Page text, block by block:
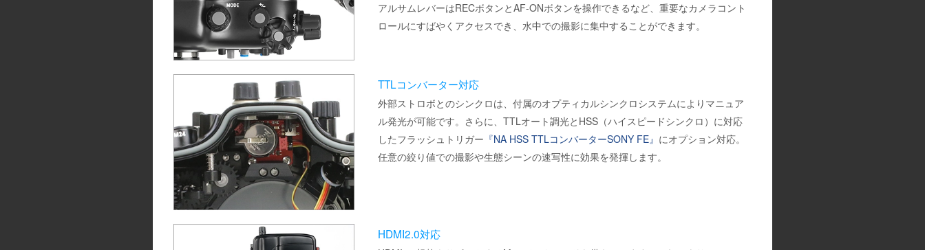
アルサムレバーはRECボタンとAF-ONボタンを操作できるなど、重要なカメラコント
ロールにすばやくアクセスでき、水中での撮影に集中することができます。
TTLコンバーター対応
外部ストロボとのシンクロは、付属のオプティカルシンクロシステムによりマニュア
ル発光が可能です。さらに、TTLオート調光とHSS（ハイスピードシンクロ）に対応
したフラッシュトリガー 『NA HSS TTLコンバーターSONY FE』 にオプション対応。
任意の絞り値での撮影や生態シーンの速写性に効果を発揮します。
HDMI2.0対応